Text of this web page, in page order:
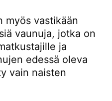
myös vastikään
vaunuja, jotka on
ja
edessä oleva
vain naisten